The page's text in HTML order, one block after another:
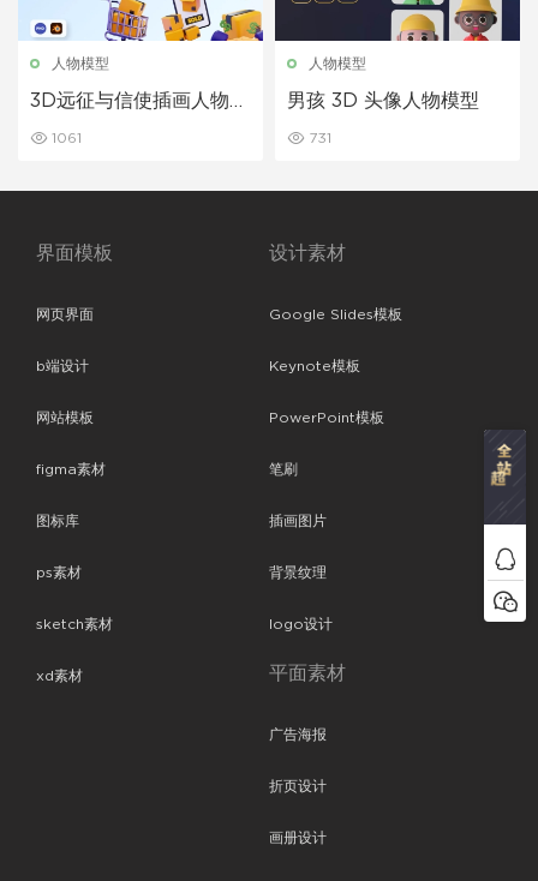
人物模型
3D远征与信使插画人物模
1061
人物模型
男孩 3D 头像人物模型
731
界面模板
网页界面
b端设计
网站模板
figma素材
图标库
ps素材
sketch素材
xd素材
设计素材
Google Slides模板
Keynote模板
PowerPoint模板
笔刷
插画图片
背景纹理
logo设计
平面素材
广告海报
折页设计
画册设计